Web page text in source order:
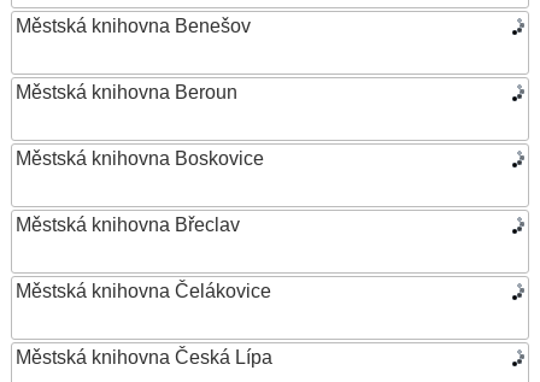
Městská knihovna Benešov
Městská knihovna Beroun
Městská knihovna Boskovice
Městská knihovna Břeclav
Městská knihovna Čelákovice
Městská knihovna Česká Lípa